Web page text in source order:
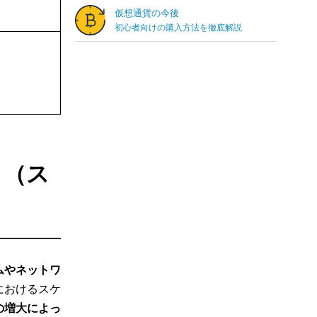
ス
やネットワ
おけるスケ
増大によっ